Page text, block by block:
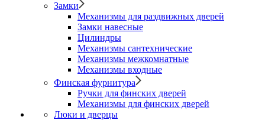
Замки
Механизмы для раздвижных дверей
Замки навесные
Цилиндры
Механизмы сантехнические
Механизмы межкомнатные
Механизмы входные
Финская фурнитура
Ручки для финских дверей
Механизмы для финских дверей
Люки и дверцы